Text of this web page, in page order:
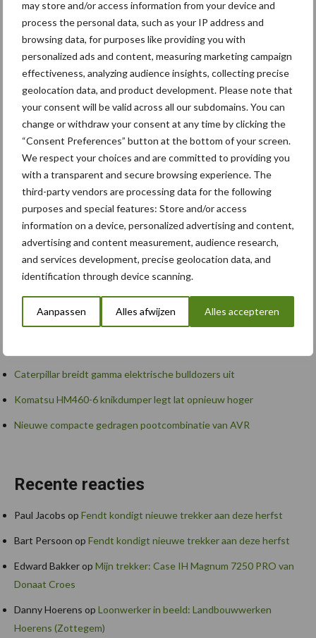
may store and/or access information from your device and
process the personal data, such as your IP address and
browsing data, for purposes like providing you with
personalized ads and content, measuring marketing campaign
effectiveness, analyzing audience insights, collecting precise
geolocation data, and product development. Please note that
your consent will be valid across all our subdomains. You can
change or withdraw your consent at any time by clicking the
“Consent Preferences” button at the bottom of your screen.
We respect your choices and are committed to providing you
with a transparent and secure browsing experience. The
third-party vendors are processing data for the following
purposes and special features: Store and/or access
information on a device, personalized advertising and content,
advertising and content measurement, audience research,
and services development, precise geolocation data, and
identification through device scanning.
Aanpassen Alles afwijzen Alles accepteren
Primaire
Sidebar
Zoeken...
Zoek
Recente berichten
“Hoge verwachtingen van schijven voor kouters”
Caterpillar breidt gamma elektrische bulldozers uit
Komatsu HM460-6 knikdumper legt lat opnieuw hoger
Nieuwe compacte gedragen pootcombinatie van AVR
Recente reacties
Paul Jacobs op Fendt kondigt nieuwe trekker aan deze herfst
Bart Persoon op Fendt kondigt nieuwe trekker aan deze herfst
Edward Bakkerop Mijn trekker: Case IH Magnum 7250 PRO van
Donaat Croes
Danny Hoerens op Loonwerker in beeld: Landbouwwerken
Hoerens (Zottegem)
Toon meer